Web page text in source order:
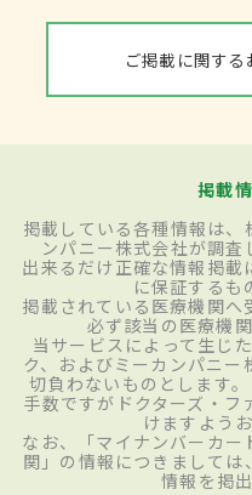
ご掲載に関す
掲載
掲載している各種情報は、
ンパニー株式会社が調査
出来るだけ正確な情報掲載
に保証するも
掲載されている医療機関へ
必ず該当の医療機
当サービスによって生じ
ク、およびミーカンパニ
切負わないものとします
手数ですがドクターズ・フ
けますよう
なお、「マイナンバーカー
関」の情報につきましては
情報を掲